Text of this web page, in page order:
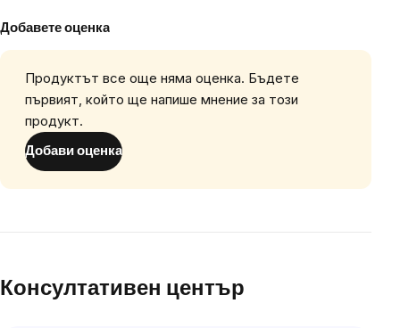
Добавете оценка
Продуктът все още няма оценка. Бъдете
първият, който ще напише мнение за този
продукт.
Добави оценка
Консултативен център